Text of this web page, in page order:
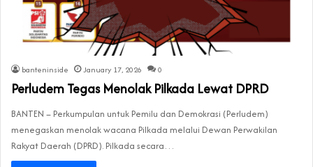
banteninside January 17, 2026 0
Perludem Tegas Menolak Pilkada Lewat DPRD
BANTEN – Perkumpulan untuk Pemilu dan Demokrasi (Perludem)
menegaskan menolak wacana Pilkada melalui Dewan Perwakilan
Rakyat Daerah (DPRD). Pilkada secara…